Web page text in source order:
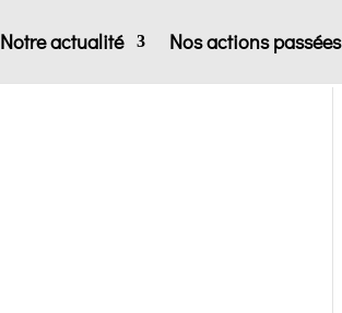
Notre actualité Nos actions passées